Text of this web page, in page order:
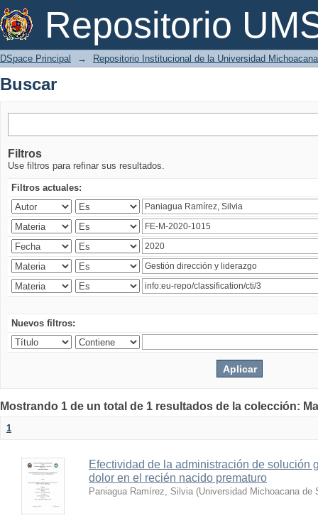
Repositorio
Buscar
DSpace Principal → Repositorio Institucional de la Universidad
Buscar
Filtros
Use filtros para refinar sus resultados.
Filtros actuales:
Nuevos filtros:
Mostrando 1 de un total de 1 resultados de la colección:
1
Efectividad de la administración de solución
dolor en el recién nacido prematuro
Paniagua Ramírez, Silvia (Universidad Michoacana de